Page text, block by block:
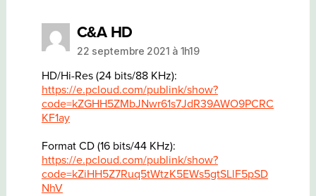
C&A HDdit :
22 septembre 2021 à 1h19
HD/Hi-Res (24 bits/88 KHz):
https://e.pcloud.com/publink/show?
code=kZGHH5ZMbJNwr61s7JdR39AWO9PCRC
KF1ay
Format CD (16 bits/44 KHz):
https://e.pcloud.com/publink/show?
code=kZiHH5Z7Ruq5tWtzK5EWs5gtSLlF5pSD
NhV